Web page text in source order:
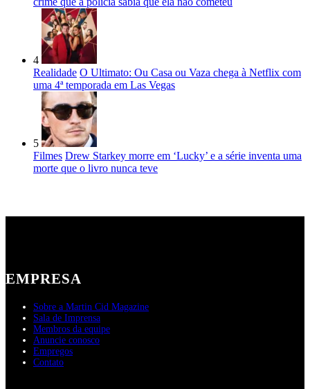
4
Realidade O Ultimato: Ou Casa ou Vaza chega à Netflix com
uma 4ª temporada em Las Vegas
5
Filmes Drew Starkey morre em ‘Lucky’ e a série inventa uma
morte que o livro nunca teve
EMPRESA
Sobre a Martin Cid Magazine
Sala de Imprensa
Membros da equipe
Anuncie conosco
Empregos
Contato